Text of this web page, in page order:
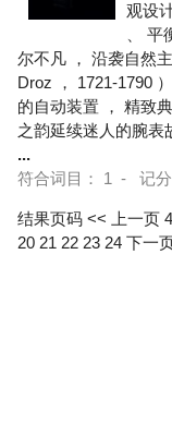
观设
、
尔不凡 ， 沿袭自然
Droz ， 1721-1790
的自动装置 ， 精致
之韵延续迷人的腕表
...
符合词目： 1 - 记
结果页码 << 上一页 4
20 21 22 23 24 下一